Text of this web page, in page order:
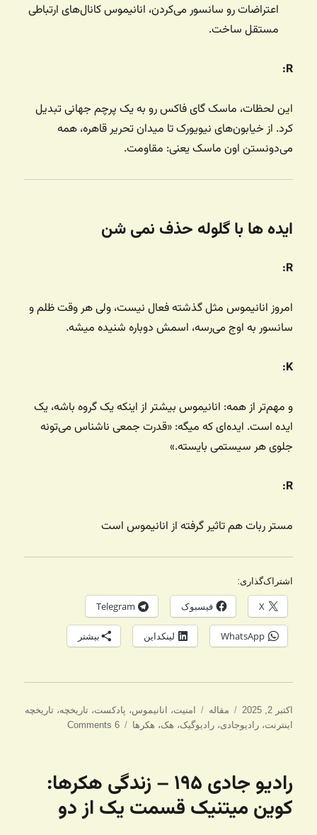
اعتراضات رو سانسور می‌کردن، انانیموس کانال‌های ارتباطی
مستقل ساخت.
این لحظات، ماسک گای فاکس رو به یک پرچم جهانی تبدیل
کرد. از خیابون‌های نیویورک تا میدان تحریر قاهره، همه
می‌دونستن اون ماسک یعنی: مقاومت.
ایده ها با گلوله حذف نمی شن
امروز انانیموس مثل گذشته فعال نیست، ولی هر وقت ظلم و
سانسور به اوج می‌رسه، اسمش دوباره شنیده میشه.
و مهم‌تر از همه: انانیموس بیشتر از اینکه یک گروه باشه، یک
ایده است. ایده‌ای که میگه: «قدرت جمعی ناشناس می‌تونه
جلوی هر سیستمی بایسته.»
مستر ربات هم تاثیر گرفته از انانیموس است
اشتراک‌گذاری:
X فیسبوک Telegram
WhatsApp لینکداین بیشتر
ارسال
شده
اکتبر 2, 2025 دسته‌ها
مقاله برچسب‌ها
امنیت،انانیموس،پادکست،تاریخچه،تاریخچه
اینترنت،رادیوجادی،رادیوگیک،هک،هکرها 6 Comments
رادیو جادی ۱۹۵ – زندگی هکرها:
کوین میتنیک قسمت یک از دو